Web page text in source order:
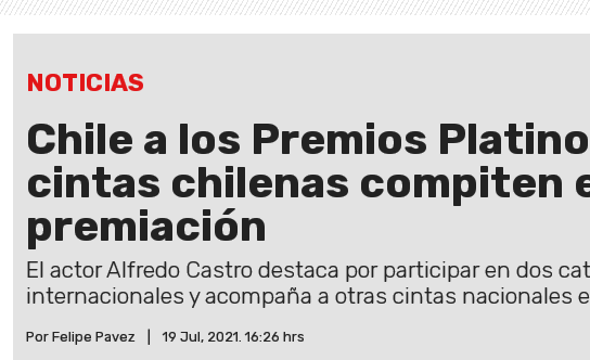
NOTICIAS
Chile a los Premios
cintas chilenas compiten
premiación
El actor Alfredo Castro destaca por participar en dos
internacionales y acompaña a otras cintas nacionales
Por Felipe Pavez 19 Jul, 2021. 16:26 hrs